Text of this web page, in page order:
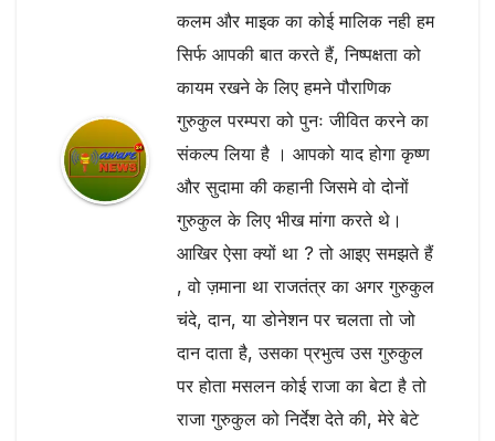
कलम और माइक का कोई मालिक नही हम
सिर्फ आपकी बात करते हैं, निष्पक्षता को
कायम रखने के लिए हमने पौराणिक
गुरुकुल परम्परा को पुनः जीवित करने का
संकल्प लिया है । आपको याद होगा कृष्ण
और सुदामा की कहानी जिसमे वो दोनों
गुरुकुल के लिए भीख मांगा करते थे।
आखिर ऐसा क्यों था ? तो आइए समझते हैं
, वो ज़माना था राजतंत्र का अगर गुरुकुल
चंदे, दान, या डोनेशन पर चलता तो जो
दान दाता है, उसका प्रभुत्व उस गुरुकुल
पर होता मसलन कोई राजा का बेटा है तो
राजा गुरुकुल को निर्देश देते की, मेरे बेटे